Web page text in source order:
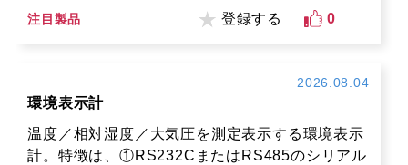
注目製品 登録する 0
2026.08.04
環境表示計
温度／相対湿度／大気圧を測定表示する環境表示
計。特徴は、①RS232CまたはRS485のシリアル